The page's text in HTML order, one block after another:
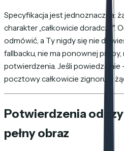
Specyfikacja jest jednoznaczna:
charakter „całkowicie doradczy".
odmówić, a Ty nigdy się nie
fallbacku, nie ma ponownej próby,
potwierdzenia. Jeśli powiedzą nie
pocztowy całkowicie zignoruje
Potwierdzenia
pełny obraz